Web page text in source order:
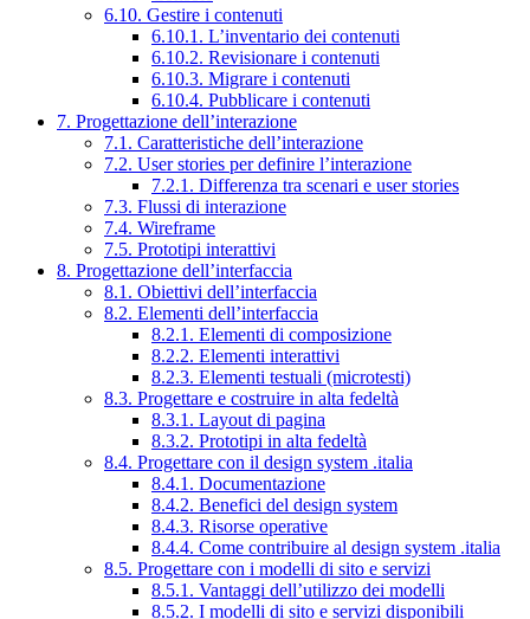
6.10. Gestire i contenuti
6.10.1. L’inventario dei contenuti
6.10.2. Revisionare i contenuti
6.10.3. Migrare i contenuti
6.10.4. Pubblicare i contenuti
7. Progettazione dell’interazione
7.1. Caratteristiche dell’interazione
7.2. User stories per definire l’interazione
7.2.1. Differenza tra scenari e user stories
7.3. Flussi di interazione
7.4. Wireframe
7.5. Prototipi interattivi
8. Progettazione dell’interfaccia
8.1. Obiettivi dell’interfaccia
8.2. Elementi dell’interfaccia
8.2.1. Elementi di composizione
8.2.2. Elementi interattivi
8.2.3. Elementi testuali (microtesti)
8.3. Progettare e costruire in alta fedeltà
8.3.1. Layout di pagina
8.3.2. Prototipi in alta fedeltà
8.4. Progettare con il design system .italia
8.4.1. Documentazione
8.4.2. Benefici del design system
8.4.3. Risorse operative
8.4.4. Come contribuire al design system .italia
8.5. Progettare con i modelli di sito e servizi
8.5.1. Vantaggi dell’utilizzo dei modelli
8.5.2. I modelli di sito e servizi disponibili